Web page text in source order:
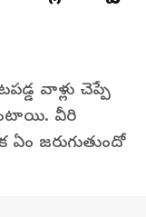
వాళ్లు చెప్పే
వీరి
జరుగుతుందో